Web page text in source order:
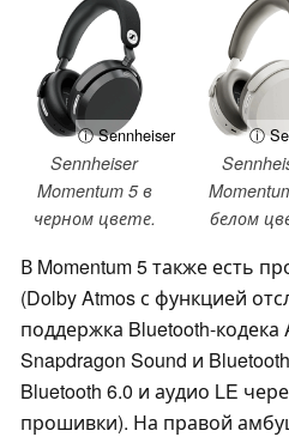
ⓘ Sennheiser
Sennheiser
Momentum 5 в
черном цвете.
ⓘ
белом
В Momentum 5 также есть
(Dolby Atmos с функцией
поддержка Bluetooth-кодека
Snapdragon Sound и
Bluetooth 6.0 и аудио LE
прошивки). На правой